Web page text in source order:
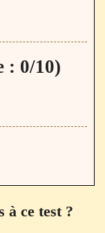
: 0/10)
à ce test ?